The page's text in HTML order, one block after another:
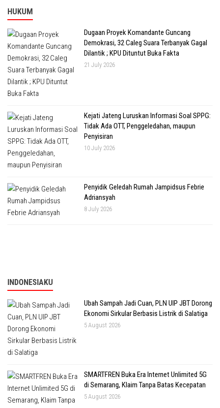
HUKUM
Dugaan Proyek Komandante Guncang
Demokrasi, 32 Caleg Suara Terbanyak Gagal
Dilantik ; KPU Dituntut Buka Fakta
21 July 2026
Kejati Jateng Luruskan Informasi Soal SPPG:
Tidak Ada OTT, Penggeledahan, maupun
Penyisiran
10 July 2026
Penyidik Geledah Rumah Jampidsus Febrie
Adriansyah
8 July 2026
INDONESIAKU
Ubah Sampah Jadi Cuan, PLN UIP JBT Dorong
Ekonomi Sirkular Berbasis Listrik di Salatiga
5 August 2026
SMARTFREN Buka Era Internet Unlimited 5G
di Semarang, Klaim Tanpa Batas Kecepatan
5 August 2026